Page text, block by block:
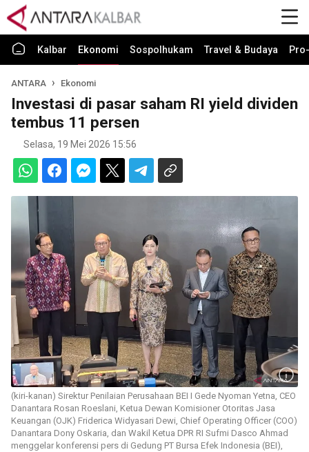
Kalbar Ekonomi Sospolhukam Travel & Budaya
ANTARA Ekonomi
Investasi di pasar saham RI yield dividen
tembus 11 persen
Selasa, 19 Mei 2026 15:56
(kiri-kanan) Sirektur Penilaian Perusahaan BEI I Gede Nyoman Yetna, CEO
Danantara Rosan Roeslani, Ketua Dewan Komisioner Otoritas Jasa
Keuangan (OJK) Friderica Widyasari Dewi, Chief Operating Officer (COO)
Danantara Dony Oskaria, dan Wakil Ketua DPR RI Sufmi Dasco Ahmad
menggelar konferensi pers di Gedung PT Bursa Efek Indonesia (BEI),